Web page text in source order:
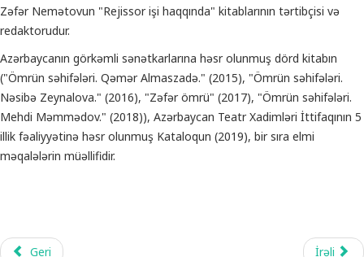
Zəfər Nemətovun "Rejissor işi haqqında" kitablarının tərtibçisi və
redaktorudur.
Azərbaycanın görkəmli sənətkarlarına həsr olunmuş dörd kitabın
("Ömrün səhifələri. Qəmər Almaszadə." (2015), "Ömrün səhifələri.
Nəsibə Zeynalova." (2016), "Zəfər ömrü" (2017), "Ömrün səhifələri.
Mehdi Məmmədov." (2018)), Azərbaycan Teatr Xadimləri İttifaqının 5
illik fəaliyyətinə həsr olunmuş Kataloqun (2019), bir sıra elmi
məqalələrin müəllifidir.
Geri İrəli